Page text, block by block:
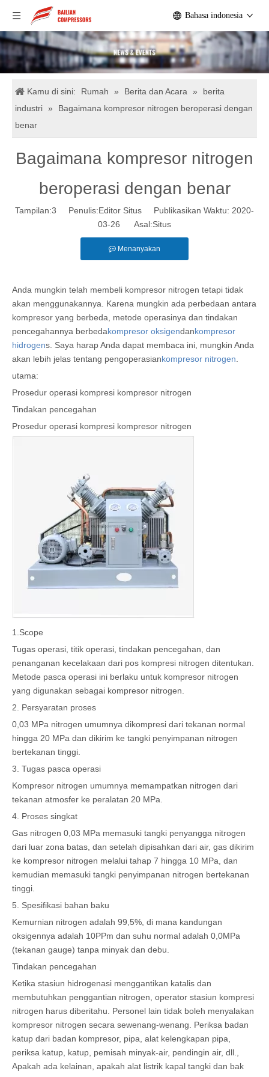
Bahasa indonesia
Kamu di sini: Rumah » Berita dan Acara »
berita
industri »
Bagaimana kompresor nitrogen beroperasi dengan
benar
Bagaimana kompresor nitrogen
beroperasi dengan benar
Tampilan:3 Penulis:Editor Situs Publikasikan Waktu: 2020-
03-26 Asal:Situs
Menanyakan
Anda mungkin telah membeli kompresor nitrogen tetapi tidak
akan menggunakannya. Karena mungkin ada perbedaan antara
kompresor yang berbeda, metode operasinya dan tindakan
pencegahannya berbedakompresor oksigendankompresor
hidrogens. Saya harap Anda dapat membaca ini, mungkin Anda
akan lebih jelas tentang pengoperasiankompresor nitrogen
utama:
Prosedur operasi kompresi kompresor nitrogen
Tindakan pencegahan
Prosedur operasi kompresi kompresor nitrogen
1.Scope
Tugas operasi, titik operasi, tindakan pencegahan, dan
penanganan kecelakaan dari pos kompresi nitrogen ditentukan.
Metode pasca operasi ini berlaku untuk kompresor nitrogen
yang digunakan sebagai kompresor nitrogen.
2. Persyaratan proses
0,03 MPa nitrogen umumnya dikompresi dari tekanan normal
hingga 20 MPa dan dikirim ke tangki penyimpanan nitrogen
bertekanan tinggi.
3. Tugas pasca operasi
Kompresor nitrogen umumnya memampatkan nitrogen dari
tekanan atmosfer ke peralatan 20 MPa.
4. Proses singkat
Gas nitrogen 0,03 MPa memasuki tangki penyangga nitrogen
dari luar zona batas, dan setelah dipisahkan dari air, gas dikirim
ke kompresor nitrogen melalui tahap 7 hingga 10 MPa, dan
kemudian memasuki tangki penyimpanan nitrogen bertekanan
tinggi.
5. Spesifikasi bahan baku
Kemurnian nitrogen adalah 99,5%, di mana kandungan
oksigennya adalah 10PPm dan suhu normal adalah 0,0MPa
(tekanan gauge) tanpa minyak dan debu.
Tindakan pencegahan
Ketika stasiun hidrogenasi menggantikan katalis dan
membutuhkan penggantian nitrogen, operator stasiun kompresi
nitrogen harus diberitahu. Personel lain tidak boleh menyalakan
kompresor nitrogen secara sewenang-wenang. Periksa badan
katup dari badan kompresor, pipa, alat kelengkapan pipa,
periksa katup, katup, pemisah minyak-air, pendingin air, dll.,
Apakah ada kelainan, apakah alat listrik kapal tangki dan bak